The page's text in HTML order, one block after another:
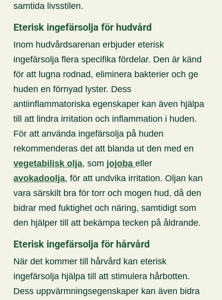
samtida livsstilen.
Eterisk ingefärsolja för hudvård
Inom hudvårdsarenan erbjuder eterisk
ingefärsolja flera specifika fördelar. Den är känd
för att lugna rodnad, eliminera bakterier och ge
huden en förnyad lyster. Dess
antiinflammatoriska egenskaper kan även hjälpa
till att lindra irritation och inflammation i huden.
För att använda ingefärsolja på huden
rekommenderas det att blanda ut den med en
vegetabilisk olja, som jojobaeller
avokadoolja, för att undvika irritation. Oljan kan
vara särskilt bra för torr och mogen hud, då den
bidrar med fuktighet och näring, samtidigt som
den hjälper till att bekämpa tecken på åldrande.
Eterisk ingefärsolja för hårvård
När det kommer till hårvård kan eterisk
ingefärsolja hjälpa till att stimulera hårbotten.
Dess uppvärmningsegenskaper kan även bidra